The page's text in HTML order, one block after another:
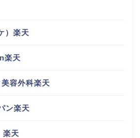
）楽天
楽天
容外科楽天
ン楽天
楽天